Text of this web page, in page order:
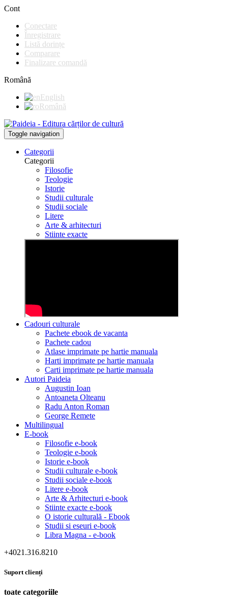
Cont
Conectare
Înregistrare
Listă dorințe
Comparare
Finalizare comandă
Română
English
Română
Toggle navigation
Categorii
Categorii
Filosofie
Teologie
Istorie
Studii culturale
Studii sociale
Litere
Arte & arhitecturi
Stiinte exacte
Cadouri culturale
Pachete ebook de vacanta
Pachete cadou
Atlase imprimate pe hartie manuala
Harti imprimate pe hartie manuala
Carti imprimate pe hartie manuala
Autori Paideia
Augustin Ioan
Antoaneta Olteanu
Radu Anton Roman
George Remete
Multilingual
E-book
Filosofie e-book
Teologie e-book
Istorie e-book
Studii culturale e-book
Studii sociale e-book
Litere e-book
Arte & Arhitecturi e-book
Stiinte exacte e-book
O istorie culturală - Ebook
Studii si eseuri e-book
Libra Magna - e-book
+4021.316.8210
Suport clienți
toate categoriile